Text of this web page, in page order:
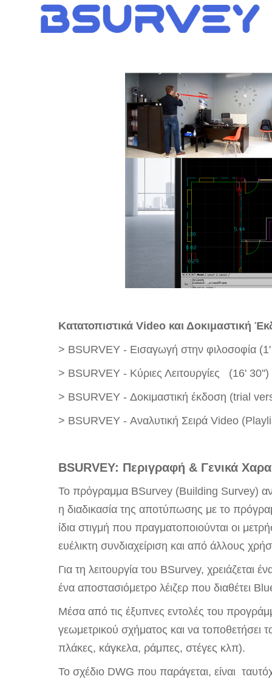
Κατατοπιστικά Video και Δοκιμαστική
> BSURVEY - Εισαγωγή στην φιλοσοφία
> BSURVEY - Κύριες Λειτουργίες (16' 30'')
> BSURVEY - Δοκιμαστική έκδοση (trial
> BSURVEY - Αναλυτική Σειρά Video
BSURVEY: Περιγραφή & Γενικά
Το πρόγραμμα BSurvey (Building Survey)
η διαδικασία της αποτύπωσης με το
ίδια στιγμή που πραγματοποιούνται οι
ευέλικτη συνδιαχείριση και από άλλους
Για τη λειτουργία του BSurvey,
ένα αποστασιόμετρο λέιζερ που διαθέτει
Μέσα από τις έξυπνες εντολές του
γεωμετρικού σχήματος και να τοποθετήσει
πλάκες, κάγκελα, ράμπες, στέγες κλπ).
Το σχέδιο DWG που παράγεται, είναι